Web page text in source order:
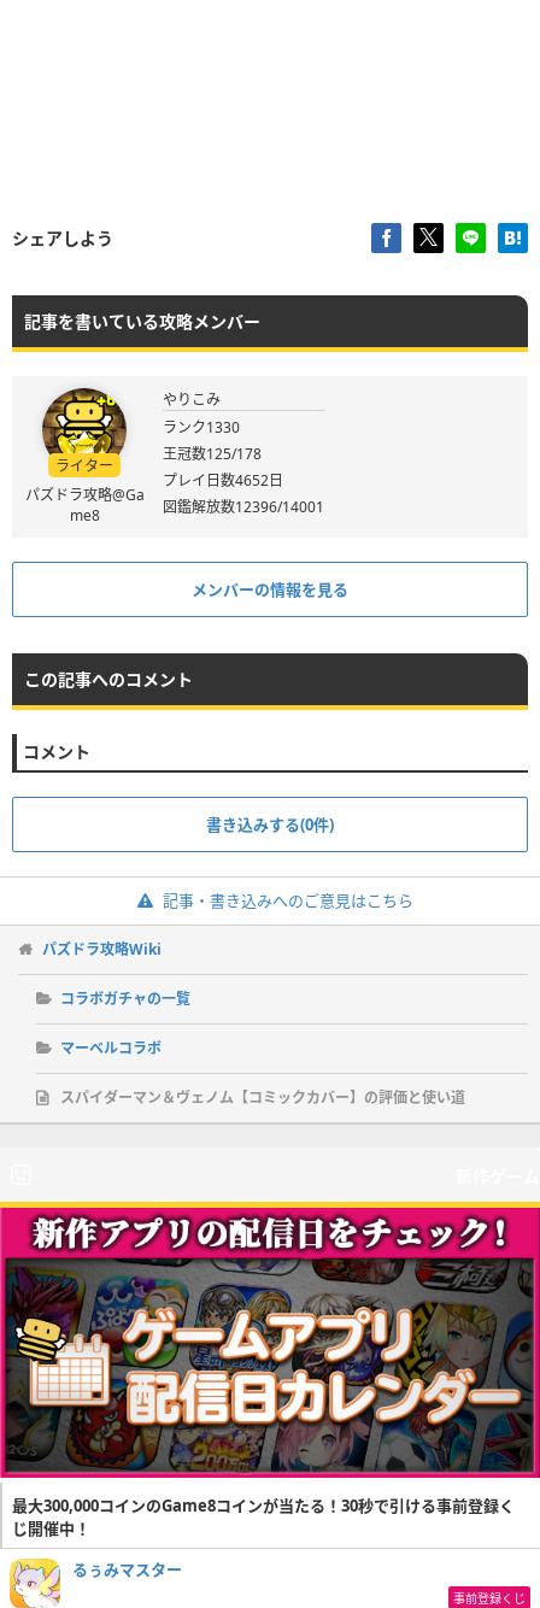
シェアしよう
記事を書いている攻略メンバー
ライター
パズドラ攻略@Ga
me8
やりこみ
ランク1330
王冠数125/178
プレイ日数4652日
図鑑解放数12396/14001
メンバーの情報を見る
この記事へのコメント
コメント
書き込みする(0件)
記事・書き込みへのご意見はこちら
パズドラ攻略Wiki
コラボガチャの一覧
マーベルコラボ
スパイダーマン＆ヴェノム【コミックカバー】の評価と使い道
最大300,000コインのGame8コインが当たる！30秒で引ける事前登録く
じ開催中！
るぅみマスター
事前登録くじ